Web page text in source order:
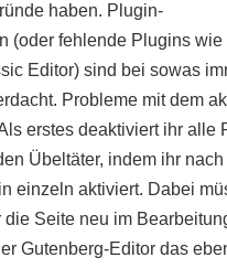
haben. Plugin-
(oder fehlende Plugins wie
Editor) sind bei sowas
Probleme mit dem
erstes deaktiviert ihr alle
Übeltäter, indem ihr nach
einzeln aktiviert. Dabei
die Seite neu im
Gutenberg-Editor das